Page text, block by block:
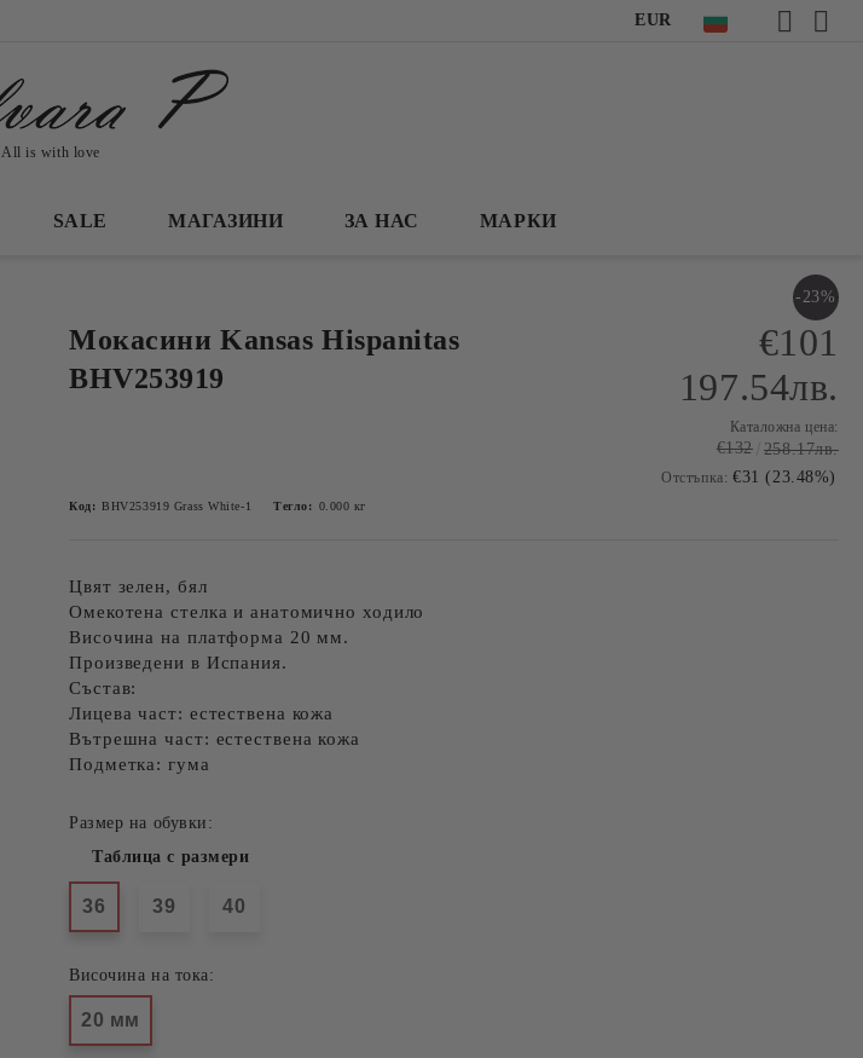
EUR
All is with love
SALE МАГАЗИНИ ЗА НАС МАРКИ
Мокасини Kansas Hispanitas
BHV253919
-23%
€101
197.54лв.
Каталожна цена:
€132 258.17лв.
Отстъпка: €31 (23.48%)
Код: BHV253919 Grass White-1 Тегло: 0.000 кг
Цвят зелен, бял
Омекотена стелка и анатомично ходило
Височина на платформа 20 мм.
Произведени в Испания.
Състав:
Лицева част: естествена кожа
Вътрешна част: естествена кожа
Подметка: гума
Размер на обувки:
Таблица с размери
36 39 40
Височина на тока:
20 мм